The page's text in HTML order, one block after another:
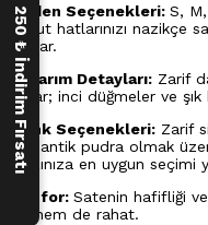
Beden Seçenekleri: S,
vücut hatlarınızı nazikçe
sağlar.
Tasarım Detayları: Zarif
katar; inci düğmeler ve
Renk Seçenekleri: Zarif
romantik pudra olmak
tarzınıza en uygun seçimi
Konfor: Satenin hafifliği
şık hem de rahat.
250 ₺ İndirim Fırsatı